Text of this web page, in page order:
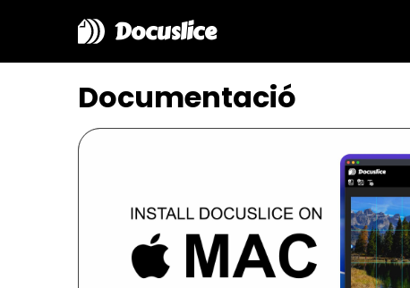
Docuslice
Documentació